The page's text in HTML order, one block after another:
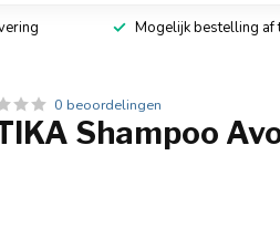
Mogelijk bestelling af
0 beoordelingen
Shampoo